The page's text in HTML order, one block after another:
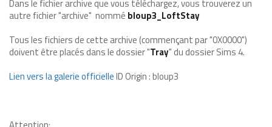
Dans le fichier archive que vous téléchargez, vous trouverez un
autre fichier "archive" nommé bloup3_LoftStay
Tous les fichiers de cette archive (commençant par "0X0000")
doivent être placés dans le dossier "Tray" du dossier Sims 4.
Lien vers la galerie officielleID Origin : bloup3